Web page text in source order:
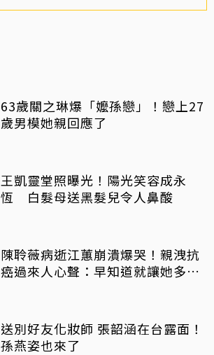
63歲關之琳爆「嬤孫戀」！戀上27
歲男模她親回應了
王凱靈堂照曝光！陽光笑容成永
恆 白髮母送黑髮兒令人鼻酸
陳聆薇病逝江蕙崩潰爆哭！親洩抗
癌過來人心聲：早知道就讓她多化
送別好友化妝師 張韶涵在台露面！
孫燕姿也來了